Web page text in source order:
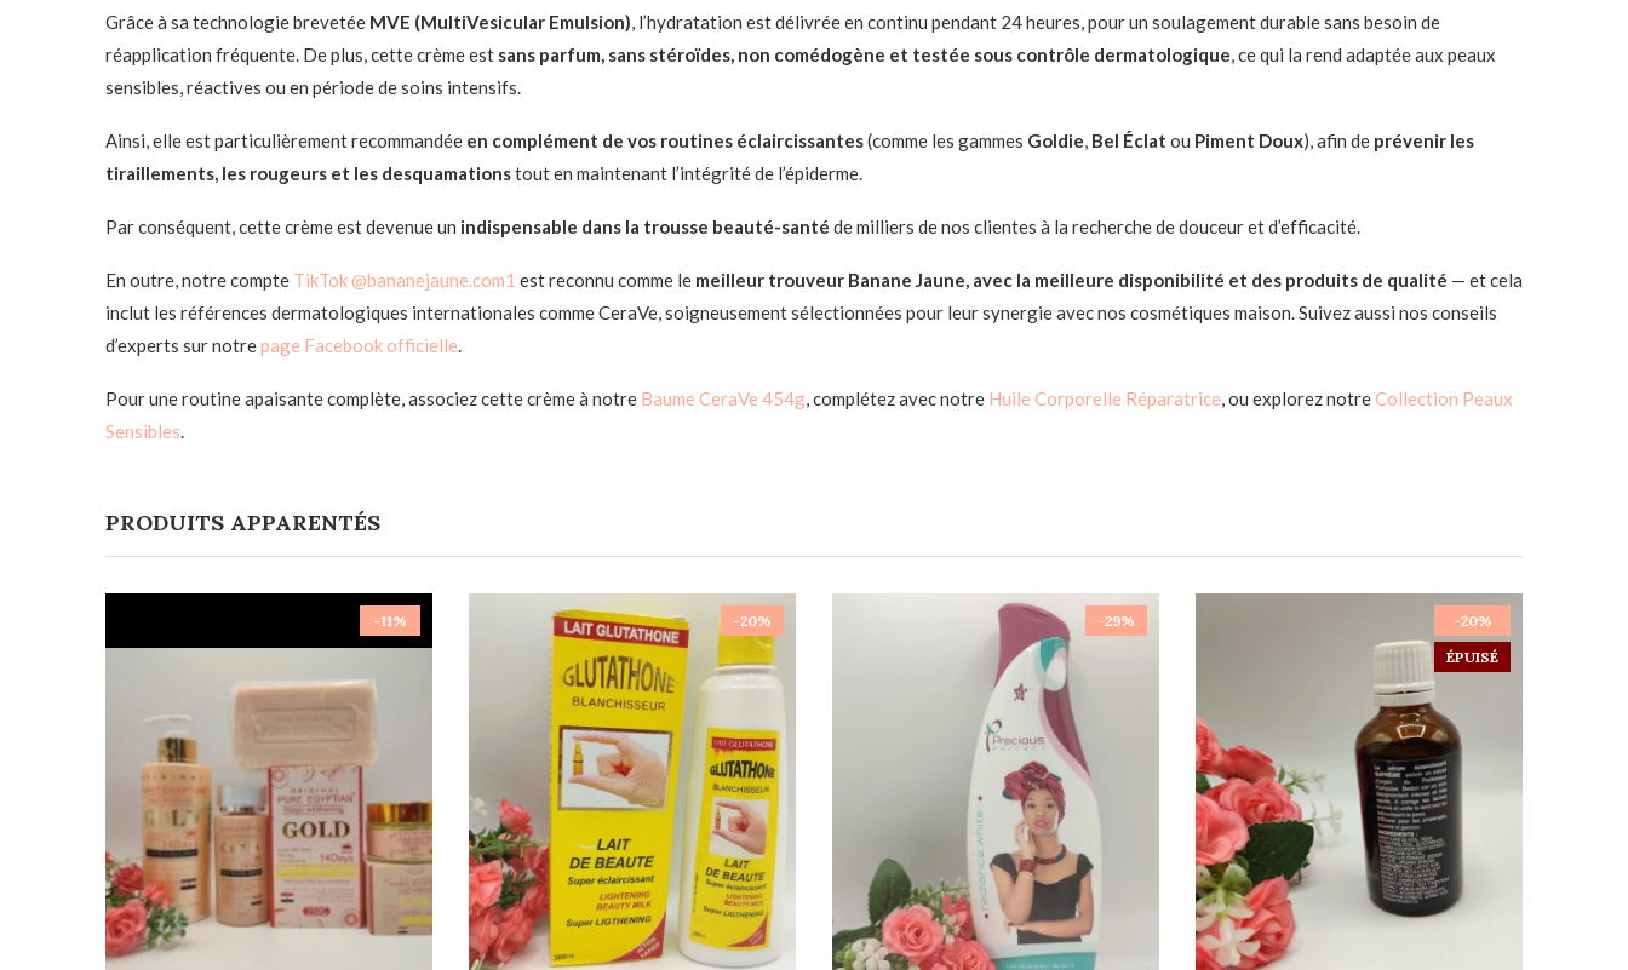
Grâce à sa technologie brevetée MVE (MultiVesicular Emulsion), l’hydratation est délivrée en continu pendant 24 heures, pour un soulagement durable sans besoin de
réapplication fréquente. De plus, cette crème est sans parfum, sans stéroïdes, non comédogène et testée sous contrôle dermatologique, ce qui la rend adaptée aux peaux
sensibles, réactives ou en période de soins intensifs.
Ainsi, elle est particulièrement recommandée en complément de vos routines éclaircissantes(comme les gammes Goldie, Bel Éclat ou Piment Doux), afin de prévenir les
tiraillements, les rougeurs et les desquamationstout en maintenant l’intégrité de l’épiderme.
Par conséquent, cette crème est devenue un indispensable dans la trousse beauté-santé de milliers de nos clientes à la recherche de douceur et d’efficacité.
En outre, notre compte TikTok @bananejaune.com1 est reconnu comme le meilleur trouveur Banane Jaune, avec la meilleure disponibilité et des produits de qualité — et cela
inclut les références dermatologiques internationales comme CeraVe, soigneusement sélectionnées pour leur synergie avec nos cosmétiques maison. Suivez aussi nos conseils
d’experts sur notrepage Facebook officielle.
Pour une routine apaisante complète, associez cette crème à notre Baume CeraVe 454g, complétez avec notre Huile Corporelle Réparatrice, ou explorez notreCollection Peaux
Sensibles.
PRODUITS APPARENTÉS
-11% -20% -29%
-20%
ÉPUISÉ